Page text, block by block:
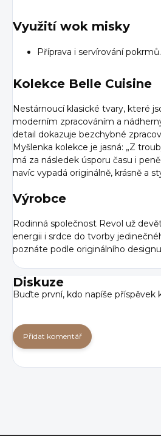
Využití wok misky
Příprava i servírování pokrmů.
Kolekce Belle Cuisine
Nestárnoucí klasické tvary, které
moderním zpracováním a
detail dokazuje bezchybné
Myšlenka kolekce je jasná: „Z
má za následek úsporu času i
navíc vypadá originálně, krásně a
Výrobce
Rodinná společnost Revol už
energii i srdce do tvorby
poznáte podle originálního
Diskuze
Buďte první, kdo napíše příspěvek
Přidat komentář